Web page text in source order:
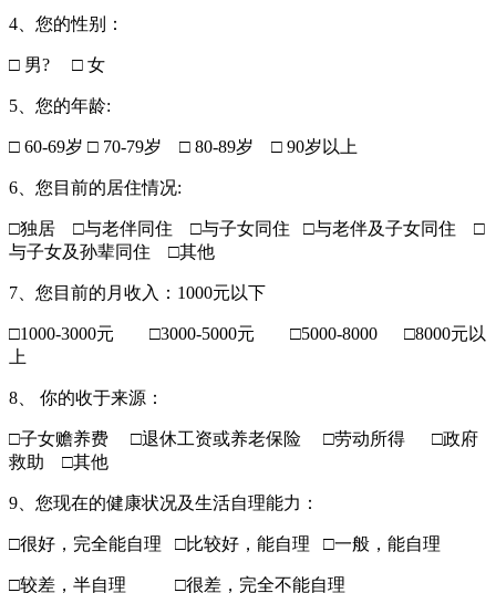
4、您的性别：
□ 男? □ 女
5、您的年龄:
□ 60-69岁 □ 70-79岁 □ 80-89岁 □ 90岁以上
6、您目前的居住情况:
□独居 □与老伴同住 □与子女同住 □与老伴及子女同住 □
与子女及孙辈同住 □其他
7、您目前的月收入：1000元以下
□1000-3000元 □3000-5000元 □5000-8000 □8000元以
上
8、 你的收于来源：
□子女赡养费 □退休工资或养老保险 □劳动所得 □政府
救助 □其他
9、您现在的健康状况及生活自理能力：
□很好，完全能自理 □比较好，能自理 □一般，能自理
□较差，半自理 □很差，完全不能自理